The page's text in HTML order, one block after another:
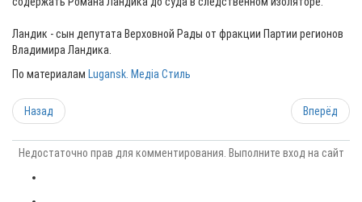
Ландик - сын депутата Верховной Рады от фракции Партии регионов
Владимира Ландика.
По материалам Lugansk. Медіа Стиль
Назад Вперёд
Недостаточно прав для комментирования. Выполните вход на сайт